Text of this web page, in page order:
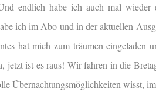
endlich habe ich auch mal wieder
ich im Abo und in der aktuellen
hat mich zum träumen eingeladen
jetzt ist es raus! Wir fahren in die
Übernachtungsmöglichkeiten wisst,